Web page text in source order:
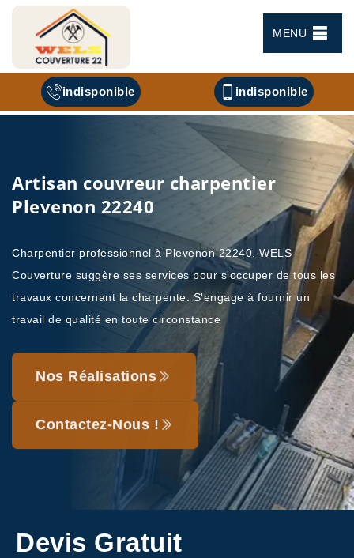
MENU
indisponible indisponible
Artisan couvreur charpentier
Plevenon 22240
Charpentier professionnel à Plevenon 22240, WELS
Couverture suggère ses services pour s'occuper de tous les
travaux concernant la charpente. S'engage à fournir un
travail de qualité en toute circonstance
Nos Réalisations
Contactez-Nous !
Devis Gratuit